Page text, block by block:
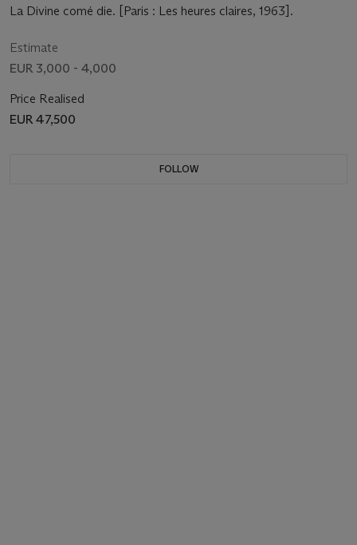
La Divine comé die. [Paris : Les heures claires, 1963].
Estimate
EUR 3,000 - 4,000
Price Realised
EUR 47,500
FOLLOW